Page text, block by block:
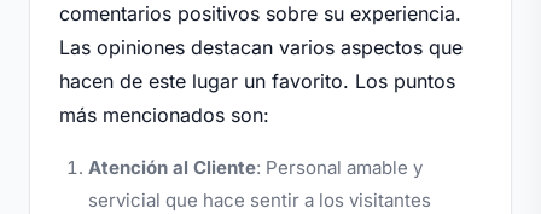
comentarios positivos sobre su experiencia.
Las opiniones destacan varios aspectos que
hacen de este lugar un favorito. Los puntos
más mencionados son:
Atención al Cliente: Personal amable y
servicial que hace sentir a los visitantes